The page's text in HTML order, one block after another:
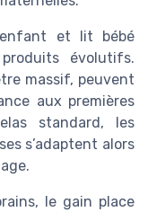
et lit bébé
évolutifs.
massif, peuvent
aux premières
standard, les
s’adaptent alors
le gain place